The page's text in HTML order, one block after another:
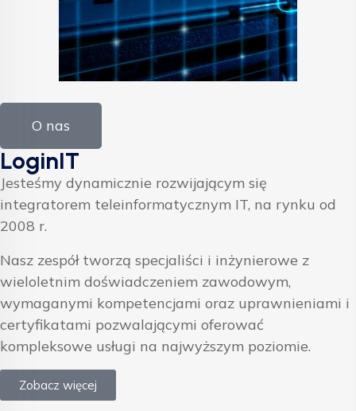
O nas
LoginIT
Jesteśmy dynamicznie rozwijającym się
integratorem teleinformatycznym IT, na rynku od
2008 r.
Nasz zespół tworzą specjaliści i inżynierowe z
wieloletnim doświadczeniem zawodowym,
wymaganymi kompetencjami oraz uprawnieniami i
certyfikatami pozwalającymi oferować
kompleksowe usługi na najwyższym poziomie.
Zobacz więcej